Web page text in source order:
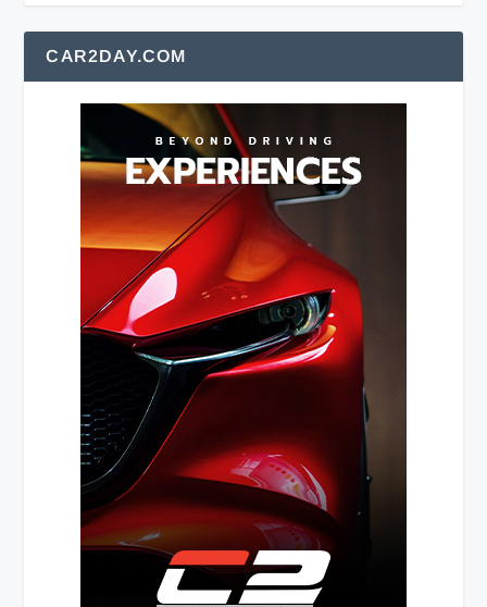
CAR2DAY.COM